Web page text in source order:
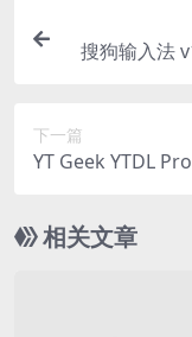
搜狗输入法
下一篇
YT Geek YTDL
相关文章